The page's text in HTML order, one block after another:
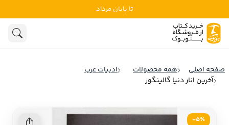
تا پایان مرداد
ادبیات
روانشناسی
تاریخ و سیاست
ادبیات فرانسه
صفحه اصلی همه محصولات
ادبیات عرب
آخرین انار دنیا گالینگور
5٪-